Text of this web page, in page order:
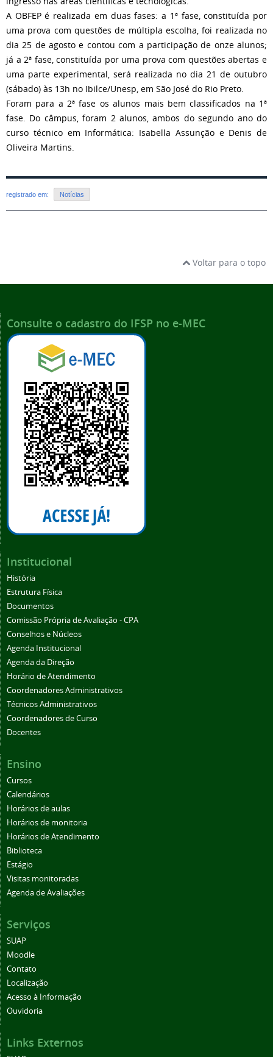
A OBFEP é realizada em duas fases: a 1ª fase, constituída por
uma prova com questões de múltipla escolha, foi realizada no
dia 25 de agosto e contou com a participação de onze alunos;
já a 2ª fase, constituída por uma prova com questões abertas e
uma parte experimental, será realizada no dia 21 de outubro
(sábado) às 13h no Ibilce/Unesp, em São José do Rio Preto.
Foram para a 2ª fase os alunos mais bem classificados na 1ª
fase. Do câmpus, foram 2 alunos, ambos do segundo ano do
curso técnico em Informática: Isabella Assunção e Denis de
Oliveira Martins.
registrado em: Notícias
Voltar para o topo
Consulte o cadastro do IFSP no e-MEC
Institucional
História
Estrutura Física
Documentos
Comissão Própria de Avaliação - CPA
Conselhos e Núcleos
Agenda Institucional
Agenda da Direção
Horário de Atendimento
Coordenadores Administrativos
Técnicos Administrativos
Coordenadores de Curso
Docentes
Ensino
Cursos
Calendários
Horários de aulas
Horários de monitoria
Horários de Atendimento
Biblioteca
Estágio
Visitas monitoradas
Agenda de Avaliações
Serviços
SUAP
Moodle
Contato
Localização
Acesso à Informação
Ouvidoria
Links Externos